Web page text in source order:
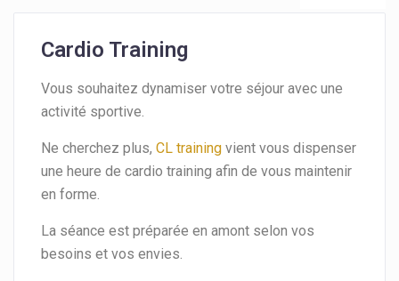
Cardio Training
Vous souhaitez dynamiser votre séjour avec une
activité sportive.
Ne cherchez plus, CL training vient vous dispenser
une heure de cardio training afin de vous maintenir
en forme.
La séance est préparée en amont selon vos
besoins et vos envies.